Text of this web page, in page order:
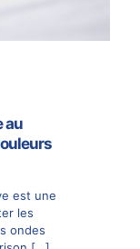
au
est une
les
ondes